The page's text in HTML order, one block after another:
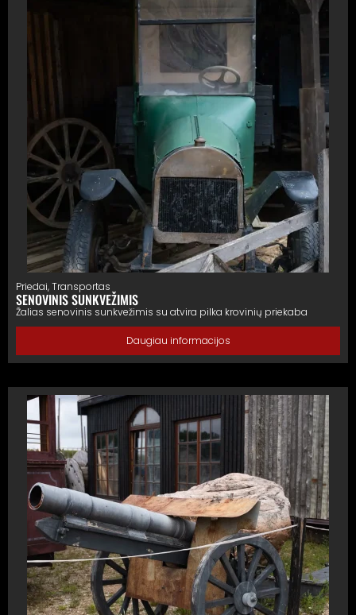
Priedai,Transportas
SENOVINIS SUNKVEŽIMIS
Žalias senovinis sunkvežimis su atvira pilka krovinių priekaba
Daugiau informacijos